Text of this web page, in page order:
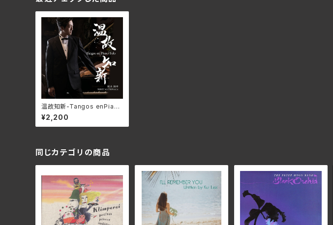
温故知新-Tangos enPiano
Solo- / 松永裕平
¥2,200
同じカテゴリの商品